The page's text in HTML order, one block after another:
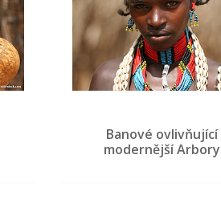
Banové ovlivňující
modernější Arbory